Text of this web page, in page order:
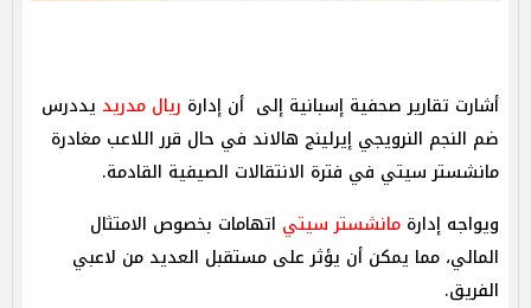
أشارت تقارير صحفية إسبانية إلى أن إدارة ريال مدريد يددرس
ضم النجم النرويجي إيرلينج هالاند في حال قرر اللاعب مغادرة
مانشستر سيتي في فترة الانتقالات الصيفية القادمة.
ويواجه إدارة مانشستر سيتي اتهامات بخصوص الامتثال
المالي، مما يمكن أن يؤثر على مستقبل العديد من لاعبي
الفريق.